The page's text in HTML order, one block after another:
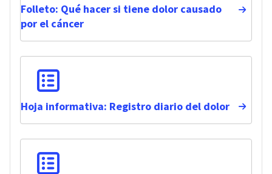
Folleto: Qué hacer si tiene dolor causado
por el cáncer
Hoja informativa: Registro diario del dolor